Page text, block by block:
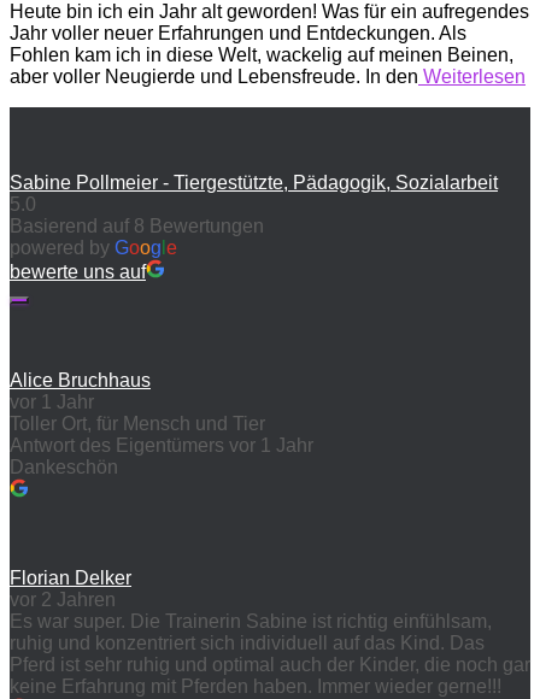
Heute bin ich ein Jahr alt geworden! Was für ein aufregendes
Jahr voller neuer Erfahrungen und Entdeckungen. Als
Fohlen kam ich in diese Welt, wackelig auf meinen Beinen,
aber voller Neugierde und Lebensfreude. In den Weiterlesen
Sabine Pollmeier - Tiergestützte, Pädagogik, Sozialarbeit
5.0
Basierend auf 8 Bewertungen
powered by Goog e
bewerte uns auf
Alice Bruchhaus
vor 1 Jahr
Toller Ort, für Mensch und Tier
Antwort des Eigentümers vor 1 Jahr
Dankeschön
Florian Delker
vor 2 Jahren
Es war super. Die Trainerin Sabine ist richtig einfühlsam,
ruhig und konzentriert sich individuell auf das Kind. Das
Pferd ist sehr ruhig und optimal auch der Kinder, die noch gar
keine Erfahrung mit Pferden haben. Immer wieder gerne!!!